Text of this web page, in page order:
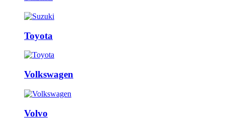
Toyota
Volkswagen
Volvo